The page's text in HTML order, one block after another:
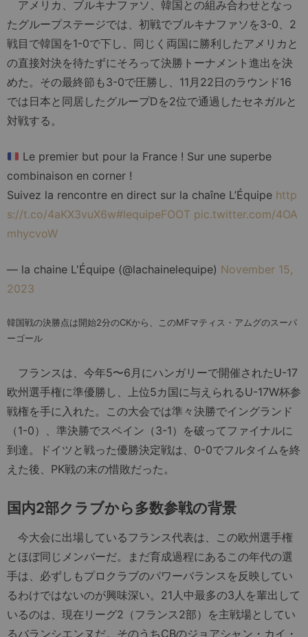
アメリカ、ブルキナファソ、韓国との組み合わせとなっ
たグループステージでは、初戦でブルキナファソを3-0、2
戦目で韓国を1-0で下し、同じく両国に勝利したアメリカと
の直接対決を待たずにそろって決勝トーナメント進出を決
めた。その最終節も3-0で圧勝し、11月22日のラウンド16
では日本と同居したグループDを2位で通過したセネガルと
対戦する。
Le premier but pour la France ! Sur une superbe
combinaison en corner !
Suivez la rencontre en direct sur la chaîne L’Équipe http
s://t.co/4aKX3vuX6w#lequipeFOOT pic.twitter.com/4OA
mhycvoW
— la chaine L'Équipe (@lachainelequipe) November 15,
2023
韓国戦の決勝点は開始2分のCKから、このMFマティス・アムグのスーパ
ーゴール
フランスは、今年5〜6月にハンガリーで開催されたU-17
欧州選手権に準優勝し、上位5カ国に与えられるU-17W杯参
戦権を手に入れた。この大会では準々決勝でイングランド
（1-0）、準決勝でスペイン（3-1）を破ってファイナルに
到達。ドイツと戦った優勝決定戦は、0-0でフルタイムを終
えた後、PK戦の末の惜敗だった。
国内2部クラブから多数参戦の背景
今大会に出場しているフランス代表は、この欧州選手権
とほぼ同じメンバーだ。まだ育成過程にあるこの年代の選
手は、必ずしもプロクラブのパワーバランスを反映してい
るわけではないのが興味深い。21人中最多の3人を輩出して
いるのは、現在リーグ2（フランス2部）を主戦場としてい
るバランシエンヌだ。そのうちCBのジョアシャン・カイ・